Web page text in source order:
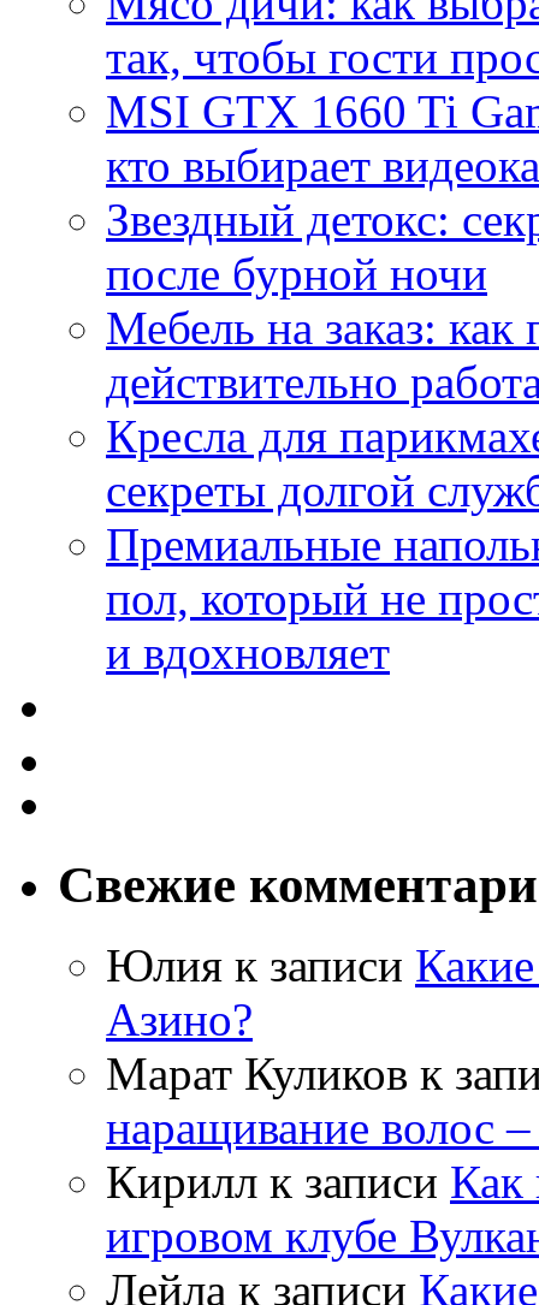
так, чтобы гости
MSI GTX 1660 Ti
кто выбирает
Звездный детокс:
после бурной ночи
Мебель на заказ:
действительно
Кресла для
секреты долгой
Премиальные
пол, который не
и вдохновляет
Свежие
Юлия к записи
Азино?
Марат Куликов к
наращивание волос
Кирилл к записи Как
игровом клубе
Лейла к записи